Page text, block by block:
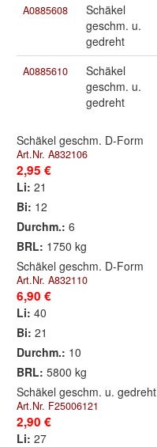
A0885608
Schäkel
geschm. u.
gedreht
A0885610
Schäkel
geschm. u.
gedreht
Schäkel geschm. D-Form
Art.Nr. A832106
2,95 €
Li: 21
Bi: 12
Durchm.: 6
BRL: 1750 kg
Schäkel geschm. D-Form
Art.Nr. A832110
6,90 €
Li: 40
Bi: 21
Durchm.: 10
BRL: 5800 kg
Schäkel geschm. u. gedreht
Art.Nr. F25006121
2,90 €
Li: 27